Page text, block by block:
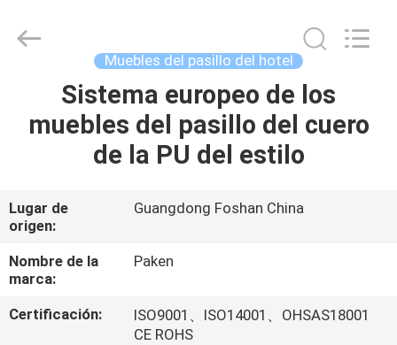
HOGAR
PRODUCTOS
SOBRE
NOSOTROS
VIAJE
DE
Furniture
Muebles del pasillo del hotel
Sistema europeo de los
muebles del pasillo del cuero
de la PU del estilo
Lugar de
origen:
Guangdong Foshan China
Nombre de la
marca:
Paken
Certificación:
ISO9001、ISO14001、OHSAS18001
CE ROHS